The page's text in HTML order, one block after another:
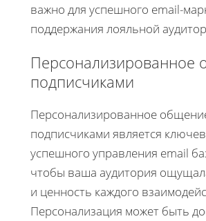
важно для успешного email-
поддержания лояльной
Персонализированное
подписчиками
Персонализированное
подписчиками является
успешного управления email
чтобы ваша аудитория
и ценность каждого
Персонализация может быть